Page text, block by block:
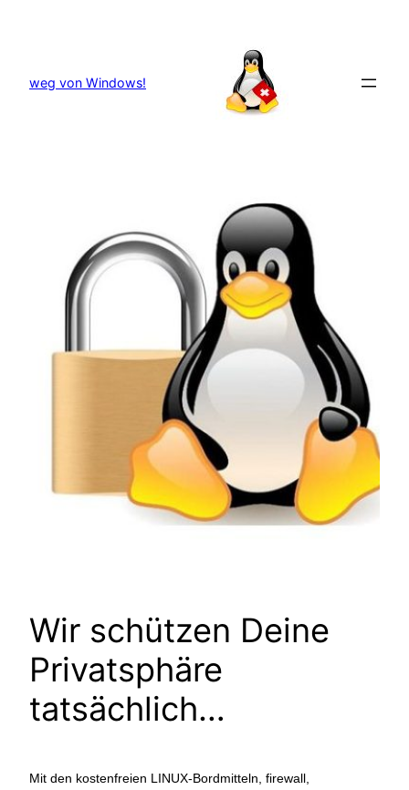
weg von Windows!
Wir schützen Deine
Privatsphäre
tatsächlich…
Mit den kostenfreien LINUX-Bordmitteln, firewall,